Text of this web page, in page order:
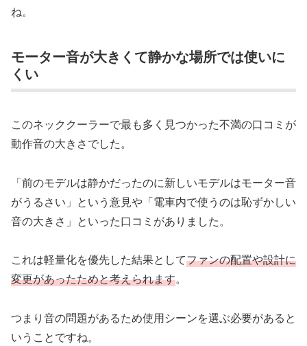
ね。
モーター音が大きくて静かな場所では使いに
くい
このネッククーラーで最も多く見つかった不満の口コミが
動作音の大きさでした。
「前のモデルは静かだったのに新しいモデルはモーター音
がうるさい」という意見や「電車内で使うのは恥ずかしい
音の大きさ」といった口コミがありました。
これは軽量化を優先した結果としてファンの配置や設計に
変更があったためと考えられます。
つまり音の問題があるため使用シーンを選ぶ必要があると
いうことですね。